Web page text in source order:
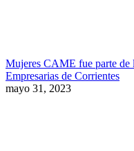
Mujeres CAME fue parte de
Empresarias de Corrientes
mayo 31, 2023